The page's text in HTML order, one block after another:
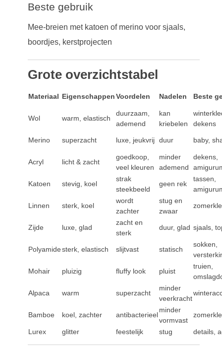
Beste gebruik
Mee-breien met katoen of merino voor sjaals,
boordjes, kerstprojecten
Grote overzichtstabel
Materiaal EigenschappenVoordelen Nadelen Beste
Wol warm, elastisch
duurzaam,
ademend
kan
kriebelen
dekens
Merino superzacht luxe, jeukvrij duur baby,
Acryl licht & zacht
goedkoop,
veel kleuren
minder
ademend
dekens,
Katoen stevig, koel
strak
steekbeeld
geen rek
tassen,
Linnen sterk, koel
wordt
zachter
stug en
zwaar
Zijde luxe, glad
zacht en
sterk
duur, glad sjaals,
Polyamidesterk, elastisch slijtvast statisch
sokken,
Mohair pluizig fluffy look pluist
truien,
Alpaca warm superzacht
minder
veerkracht
Bamboe koel, zachter antibacterieel
minder
vormvast
Lurex glitter feestelijk stug details,